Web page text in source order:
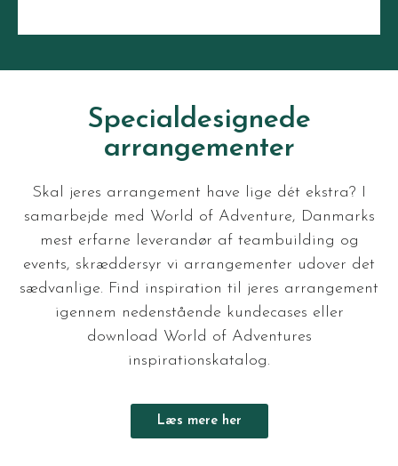
Specialdesignede
arrangementer
Skal jeres arrangement have lige dét ekstra? I
samarbejde med World of Adventure, Danmarks
mest erfarne leverandør af teambuilding og
events, skræddersyr vi arrangementer udover det
sædvanlige. Find inspiration til jeres arrangement
igennem nedenstående kundecases eller
download World of Adventures
inspirationskatalog.
Læs mere her